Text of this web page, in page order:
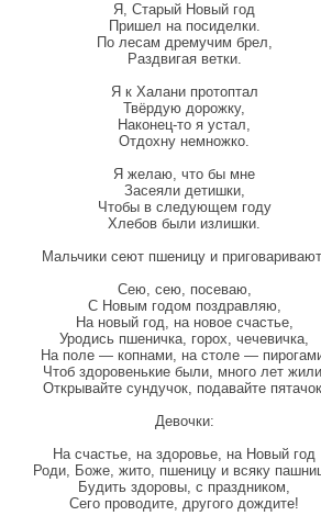
Я, Старый Новый год
Пришел на посиделки.
По лесам дремучим брел,
Раздвигая ветки.
Я к Халани протоптал
Твёрдую дорожку,
Наконец-то я устал,
Отдохну немножко.
Я желаю, что бы мне
Засеяли детишки,
Чтобы в следующем году
Хлебов были излишки.
Мальчики сеют пшеницу и
Сею, сею, посеваю,
С Новым годом поздравляю,
На новый год, на новое счастье,
Уродись пшеничка, горох, чечевичка,
На поле — копнами, на столе —
Чтоб здоровенькие были, много лет
Открывайте сундучок, подавайте
Девочки:
На счастье, на здоровье, на Новый год
Роди, Боже, жито, пшеницу и всяку
Будить здоровы, с праздником,
Сего проводите, другого дождите!